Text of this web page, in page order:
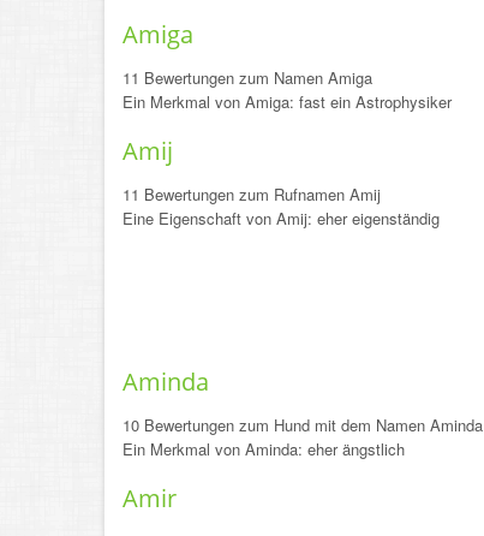
Amiga
11 Bewertungen zum Namen Amiga
Ein Merkmal von Amiga: fast ein Astrophysiker
Amij
11 Bewertungen zum Rufnamen Amij
Eine Eigenschaft von Amij: eher eigenständig
Aminda
10 Bewertungen zum Hund mit dem Namen Aminda
Ein Merkmal von Aminda: eher ängstlich
Amir